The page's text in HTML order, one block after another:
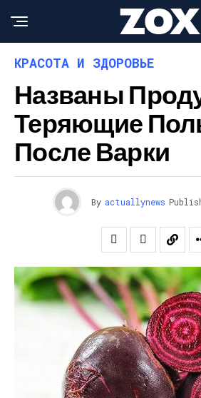
КРАСОТА И ЗДОРОВЬЕ
Названы
Теряющие
После Варки
By actuallynews